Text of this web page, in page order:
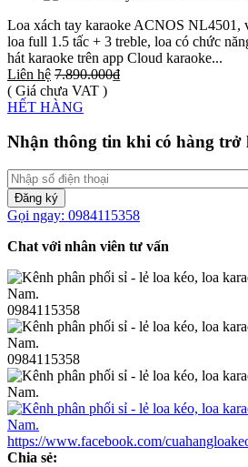
Loa xách tay karaoke ACNOS NL4501,
loa full 1.5 tấc + 3 treble, loa có chức
hát karaoke trên app Cloud karaoke...
Liên hệ 7.890.000₫
( Giá chưa VAT )
HẾT HÀNG
Nhận thông tin khi có hàng trở
Đăng ký
Gọi ngay: 0984115358
Chat với nhân viên tư vấn
0984115358
0984115358
https://www.facebook.com/
Chia sẻ: